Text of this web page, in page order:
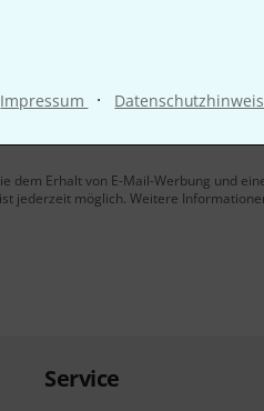
Impressum ·
dem Erhalt von E-Mail-Werbung und
jederzeit möglich. Weitere
Service